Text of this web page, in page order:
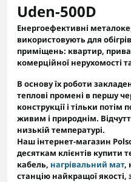
Uden-500D
Енергоефективні
використовують для
приміщень: квартир,
комерційної нерухомості
В основу їх роботи
теплові промені в першу
конструкції і тільки потім
живим і природнім.
низькій температурі.
Наш інтернет-магазин
десяткам клієнтів купити
кабель, нагрівальний мат,
станцію найкращої